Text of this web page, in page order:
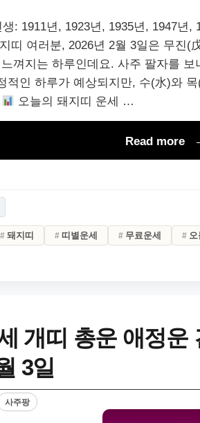
: 1911년, 1923년, 1935년, 1947년,
띠 여러분, 2026년 2월 3일은 무진(
껴지는 하루인데요. 사주 팔자를
적인 하루가 예상되지만, 수(水)와
오늘의 돼지띠 운세 …
Read more
돼지띠 띠별운세 무료운세 오
개띠 총운 애정운
3일
사주팡